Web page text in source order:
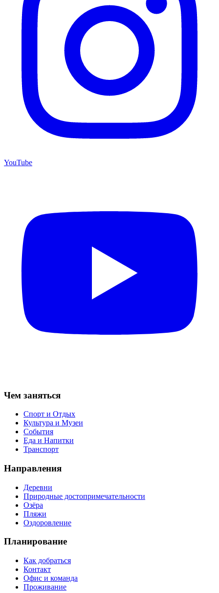
YouTube
Чем заняться
Спорт и Отдых
Культура и Музеи
События
Еда и Напитки
Транспорт
Направления
Деревни
Природные достопримечательности
Озёра
Пляжи
Оздоровление
Планирование
Как добраться
Контакт
Офис и команда
Проживание